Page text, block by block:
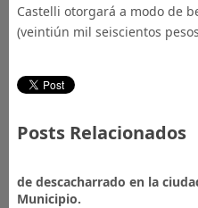
Castelli otorgará a modo de
(veintiún mil seiscientos
Posts Relacionados
de descacharrado en la
Municipio.